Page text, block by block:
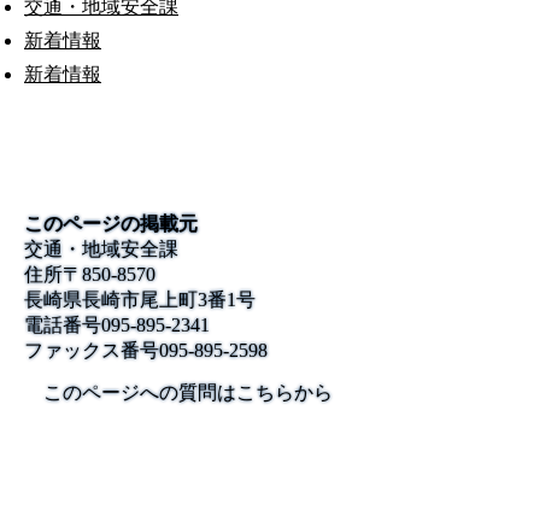
交通・地域安全課
新着情報
新着情報
このページの掲載元
交通・地域安全課
住所〒850-8570
長崎県長崎市尾上町3番1号
電話番号095-895-2341
ファックス番号095-895-2598
このページへの質問はこちらから